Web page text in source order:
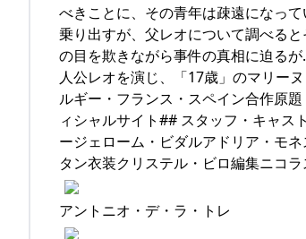
べきことに、その青年は疎遠になっ
乗り出すが、父レオについて調べる
の目を欺きながら事件の真相に迫る
人公レオを演じ、「17歳」のマリー
ルギー・フランス・スペイン合作原
ィシャルサイト## スタッフ・キャス
ージェローム・ビダルアドリア・モ
タン衣装クリステル・ビロ編集ニコ
アントニオ・デ・ラ・トレ